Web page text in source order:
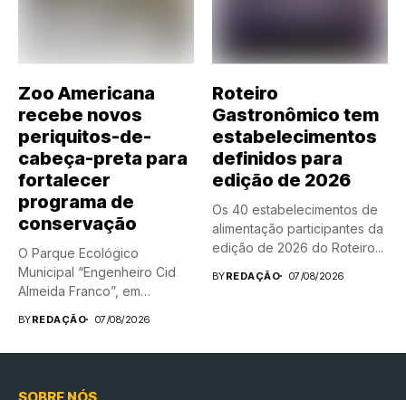
Zoo Americana
recebe novos
periquitos-de-
cabeça-preta para
fortalecer
programa de
conservação
O Parque Ecológico
Municipal “Engenheiro Cid
Almeida Franco”, em
BYREDAÇÃO 07/08/2026
Roteiro
Gastronômico tem
estabelecimentos
definidos para
edição de 2026
Os 40 estabelecimentos de
alimentação participantes da
edição de 2026 do Roteiro...
BYREDAÇÃO 07/08/2026
SOBRE NÓS